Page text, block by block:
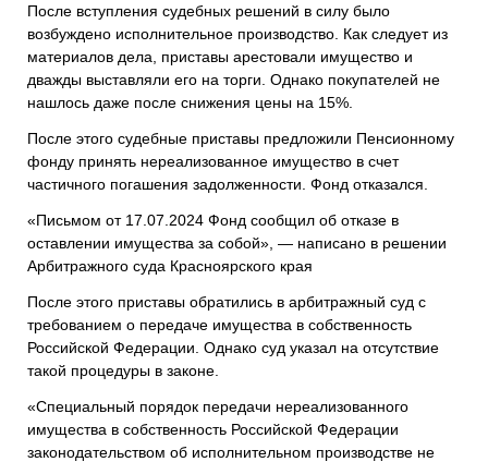
После вступления судебных решений в силу было
возбуждено исполнительное производство. Как следует из
материалов дела, приставы арестовали имущество и
дважды выставляли его на торги. Однако покупателей не
нашлось даже после снижения цены на 15%.
После этого судебные приставы предложили Пенсионному
фонду принять нереализованное имущество в счет
частичного погашения задолженности. Фонд отказался.
«Письмом от 17.07.2024 Фонд сообщил об отказе в
оставлении имущества за собой», — написано в решении
Арбитражного суда Красноярского края
После этого приставы обратились в арбитражный суд с
требованием о передаче имущества в собственность
Российской Федерации. Однако суд указал на отсутствие
такой процедуры в законе.
«Специальный порядок передачи нереализованного
имущества в собственность Российской Федерации
законодательством об исполнительном производстве не